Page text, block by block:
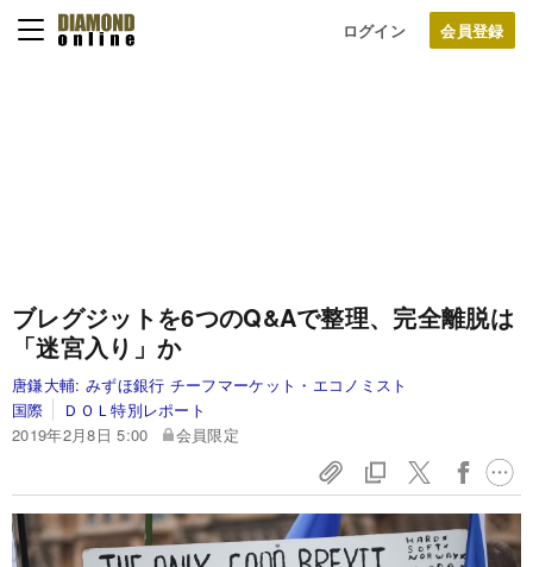
ログイン
ブレグジットを6つのQ&Aで整理、完全離脱は
「迷宮入り」か
唐鎌大輔: みずほ銀行 チーフマーケット・エコノミスト
国際
ＤＯＬ特別レポート
2019年2月8日 5:00
会員限定